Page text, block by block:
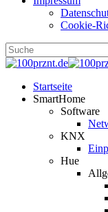
Cookie-
Startseite
SmartHome
Software
KNX
Hue